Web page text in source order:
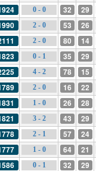
0 - 0 32 29
2 - 0 53 26
2 - 0 80 14
0 - 1 35 29
4 - 2 78 15
2 - 0 16 22
1 - 0 26 28
3 - 2 43 29
2 - 1 57 24
1 - 0 64 21
0 - 1 32 29